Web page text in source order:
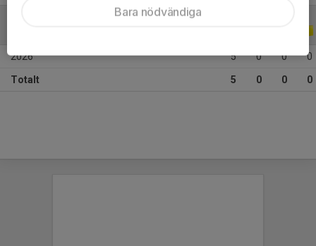
2026 5 0 0 0
Totalt 5 0 0 0
Bara nödvändiga